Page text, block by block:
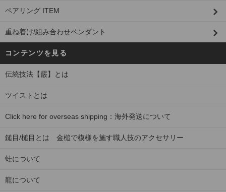
ペアリング ITEM
重ね着け/組み合わせペンダント
コンテンツを見る
伝統技法【霰】とは
ツイストとは
Click here for overseas shipping：海外発送について
鎚目/槌目とは 金槌で模様を施す職人技のアクセサリー
蛙について
龍について